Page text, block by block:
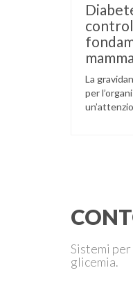
La
per
Sistemi
glicemia.